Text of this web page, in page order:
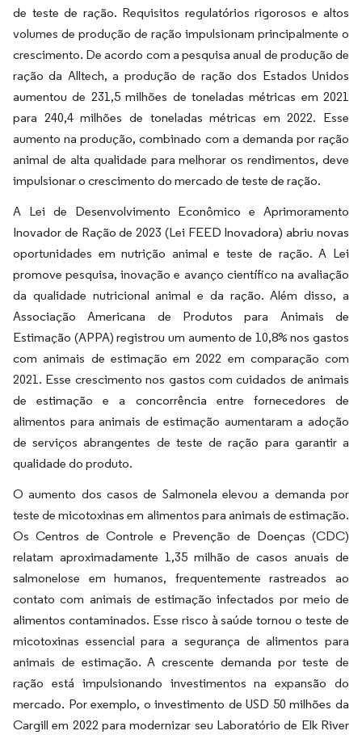
de teste de ração. Requisitos regulatórios rigorosos e altos
volumes de produção de ração impulsionam principalmente o
crescimento. De acordo com a pesquisa anual de produção de
ração da Alltech, a produção de ração dos Estados Unidos
aumentou de 231,5 milhões de toneladas métricas em 2021
para 240,4 milhões de toneladas métricas em 2022. Esse
aumento na produção, combinado com a demanda por ração
animal de alta qualidade para melhorar os rendimentos, deve
impulsionar o crescimento do mercado de teste de ração.
A Lei de Desenvolvimento Econômico e Aprimoramento
Inovador de Ração de 2023 (Lei FEED Inovadora) abriu novas
oportunidades em nutrição animal e teste de ração. A Lei
promove pesquisa, inovação e avanço científico na avaliação
da qualidade nutricional animal e da ração. Além disso, a
Associação Americana de Produtos para Animais de
Estimação (APPA) registrou um aumento de 10,8% nos gastos
com animais de estimação em 2022 em comparação com
2021. Esse crescimento nos gastos com cuidados de animais
de estimação e a concorrência entre fornecedores de
alimentos para animais de estimação aumentaram a adoção
de serviços abrangentes de teste de ração para garantir a
qualidade do produto.
O aumento dos casos de Salmonela elevou a demanda por
teste de micotoxinas em alimentos para animais de estimação.
Os Centros de Controle e Prevenção de Doenças (CDC)
relatam aproximadamente 1,35 milhão de casos anuais de
salmonelose em humanos, frequentemente rastreados ao
contato com animais de estimação infectados por meio de
alimentos contaminados. Esse risco à saúde tornou o teste de
micotoxinas essencial para a segurança de alimentos para
animais de estimação. A crescente demanda por teste de
ração está impulsionando investimentos na expansão do
mercado. Por exemplo, o investimento de USD 50 milhões da
Cargill em 2022 para modernizar seu Laboratório de Elk River